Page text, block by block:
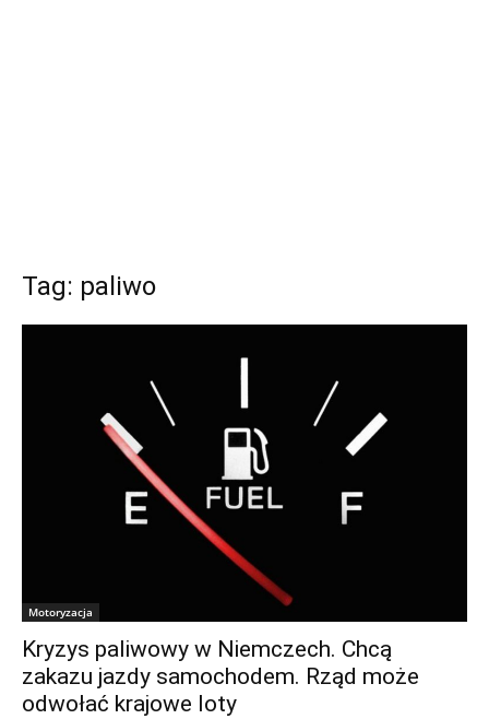
Tag: paliwo
Motoryzacja
Kryzys paliwowy w Niemczech. Chcą
zakazu jazdy samochodem. Rząd może
odwołać krajowe loty